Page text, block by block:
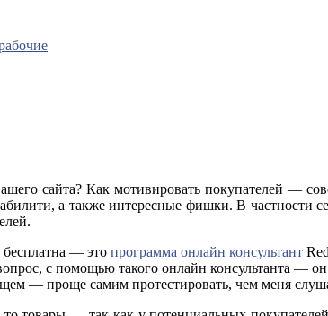
сайта? Как мотивировать покупателей —
а также интересные фишки. В частности
бесплатна — этопрограмма онлайн консультант
с помощью такого онлайн консультанта —
— проще самим протестировать, чем меня